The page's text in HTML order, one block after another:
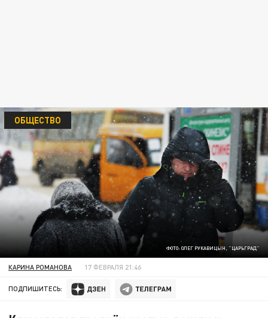
ФОТО: ОЛЕГ РУКАВИЦЫН, "ЦАРЬГРАД"
ОБЩЕСТВО
КАРИНА РОМАНОВА 17 ФЕВРАЛЯ 21:46
ПОДПИШИТЕСЬ: